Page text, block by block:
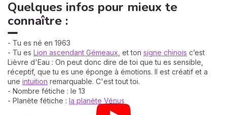
Quelques infos pour mieux te
connaître :
- Tu es né en 1963
- Tu es Lion ascendant Gémeaux , et ton signe chinois c’est
Lièvre d'Eau : On peut donc dire de toi que tu es sensible,
réceptif, que tu es une éponge à émotions. Il est créatif et a
une intuition remarquable. C'est tout toi.
- Nombre fétiche : le 13
- Planète fétiche : la planète Vénus